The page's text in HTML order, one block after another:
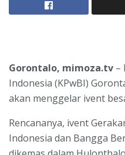
Gorontalo, mimoza.tv –
Indonesia (KPwBI)
akan menggelar ivent
Rencananya, ivent
Indonesia dan Bangga